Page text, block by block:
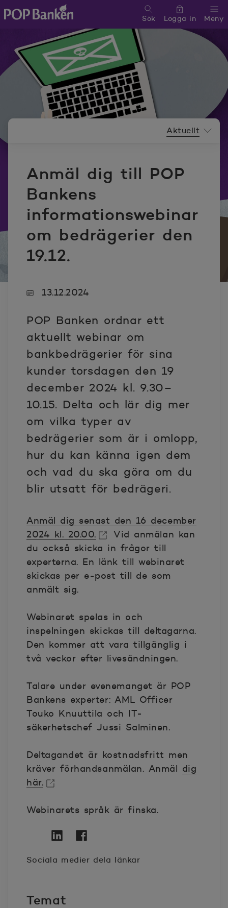
POP banken, till hemsidan
Meny
Sök Logga in
Anmäl dig till POP
Bankens
informationswebinar
om bedrägerier den
19.12.
Aktuellt
13.12.2024
POP Banken ordnar ett
aktuellt webinar om
bankbedrägerier för sina
kunder torsdagen den 19
december 2024 kl. 9.30–
10.15. Delta och lär dig mer
om vilka typer av
bedrägerier som är i omlopp,
hur du kan känna igen dem
och vad du ska göra om du
blir utsatt för bedrägeri.
Anmäl dig senast den 16 december
2024 kl. 20.00.
Öppnas i nytt fönster
Vid anmälan kan
du också skicka in frågor till
experterna. En länk till webinaret
skickas per e-post till de som
anmält sig.
Webinaret spelas in och
inspelningen skickas till deltagarna.
Den kommer att vara tillgänglig i
två veckor efter livesändningen.
Talare under evenemanget är POP
Bankens experter: AML Officer
Touko Knuuttila och IT-
säkerhetschef Jussi Salminen.
Deltagandet är kostnadsfritt men
kräver förhandsanmälan. Anmäl dig
här.
Webinarets språk är finska.
Sociala medier dela länkar
Temat